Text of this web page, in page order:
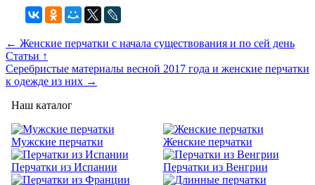
← Женские перчатки с начала существования и по сей день
Статьи ↑
Серебристые материалы весной 2017 года и женские перчатки
к одежде из них →
Наш каталог
Мужские перчатки Женские перчатки
Перчатки из Испании Перчатки из Венгрии